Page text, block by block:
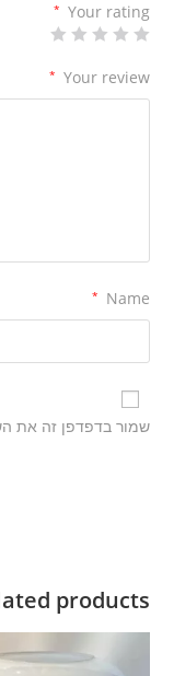
Your rating
*
Your review
*
Name
*
שמור בדפדפן זה את
products